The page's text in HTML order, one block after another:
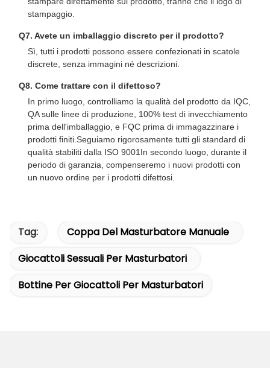
stampaggio.
Q7. Avete un imballaggio discreto per il prodotto?
Sì, tutti i prodotti possono essere confezionati in scatole
discrete, senza immagini né descrizioni.
Q8. Come trattare con il difettoso?
In primo luogo, controlliamo la qualità del prodotto da IQC,
QA sulle linee di produzione, 100% test di invecchiamento
prima dell'imballaggio, e FQC prima di immagazzinare i
prodotti finiti.Seguiamo rigorosamente tutti gli standard di
qualità stabiliti dalla ISO 9001In secondo luogo, durante il
periodo di garanzia, compenseremo i nuovi prodotti con
un nuovo ordine per i prodotti difettosi.
Tag:
Coppa Del Masturbatore Manuale
Giocattoli Sessuali Per Masturbatori
Bottine Per Giocattoli Per Masturbatori